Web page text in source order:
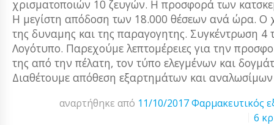
χρισματοποιών 10 ζευγών. Η προσφορά των
Η μεγίστη απόδοση των 18.000 θέσεων ανά ώρα. Ο
της δυναμης και της παραγογητης. Συγκέντρωση
Λογότυπο. Παρεχούμε λεπτομέρειες για την
της από την πέλατη, τον τύπο ελεγμένων και
Διαθέτουμε απόθεση εξαρτημάτων και αναλωσίμων
αναρτήθηκε από 11/10/2017 Φαρμακευτικός
6